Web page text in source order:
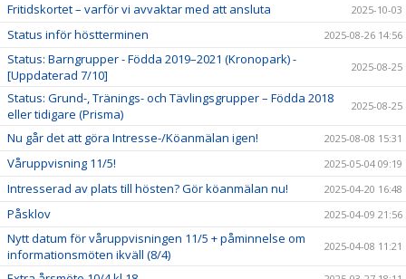
Fritidskortet – varför vi avvaktar med att ansluta 2025-10-03
Status inför höstterminen 2025-08-26 14:56
Status: Barngrupper - Födda 2019–2021 (Kronopark) -
[Uppdaterad 7/10]
2025-08-25
Status: Grund-, Tränings- och Tävlingsgrupper – Födda 2018
eller tidigare (Prisma)
2025-08-25
Nu går det att göra Intresse-/Köanmälan igen! 2025-08-08 15:31
Våruppvisning 11/5! 2025-05-04 09:19
Intresserad av plats till hösten? Gör köanmälan nu! 2025-04-20 16:48
Påsklov 2025-04-09 21:56
Nytt datum för våruppvisningen 11/5 + påminnelse om
informationsmöten ikväll (8/4)
2025-04-08 11:21